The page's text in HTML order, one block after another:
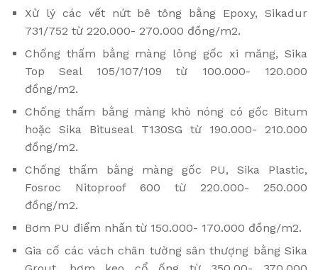
Xử lý các vết nứt bê tông bằng Epoxy, Sikadur
731/752 từ 220.000- 270.000 đồng/m2.
Chống thấm bằng màng lỏng gốc xi măng, Sika
Top Seal 105/107/109 từ 100.000- 120.000
đồng/m2.
Chống thấm bằng màng khò nóng có gốc Bitum
hoặc Sika Bituseal T130SG từ 190.000- 210.000
đồng/m2.
Chống thấm bằng màng gốc PU, Sika Plastic,
Fosroc Nitoproof 600 từ 220.000- 250.000
đồng/m2.
Bơm PU điểm nhấn từ 150.000- 170.000 đồng/m2.
Gia cố các vách chân tường sân thượng bằng Sika